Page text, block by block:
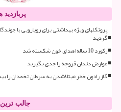
پربازدید
پروتکلهای ویژه بهداشتی برای رویارویی با
گردید
رکورد 10 ساله اهدای خون شکسته شد
عوارض دندان قروچه را جدی بگیرید
گاز رادون خطر مبتلاشدن به سرطان تخمدان را
جالب ترین